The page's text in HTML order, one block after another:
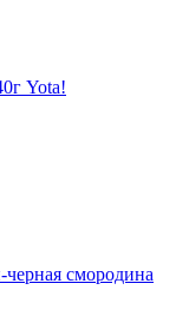
Yota!
черная смородина